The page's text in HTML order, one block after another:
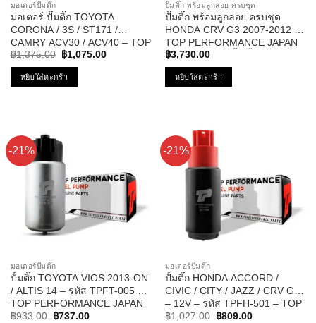
มอเตอร์ปั๊มติ๊ก
มอเตอร์ ปั๊มติ๊ก TOYOTA
CORONA / 3S / ST171 /
CAMRY ACV30 / ACV40 – TOP
PERFORMANCE JAPAN TPFT-
003 – ปั้มติ๊ก แคมรี่
฿1,375.00
Original
was:
฿1,375.00.
฿1,075.00Current
หยิบใส่ตะกร้า
ปั๊มติ๊ก พร้อมลูกลอย ครบชุด
ปั๊มติ๊ก พร้อมลูกลอย ครบชุด
HONDA CRV G3 2007-2012 –
TOP PERFORMANCE JAPAN
– TPFH-952 – ปั้มติ๊ก ฮอนด้า ซี
อาวี
฿3,730.00
หยิบใส่ตะกร้า
-21%
มอเตอร์ปั๊มติ๊ก
ปั้มติ๊ก TOYOTA VIOS 2013-ON
/ ALTIS 14 – รหัส TPFT-005 –
TOP PERFORMANCE JAPAN
฿933.00
Original
฿737.00Current
-21%
มอเตอร์ปั๊มติ๊ก
ปั้มติ๊ก HONDA ACCORD /
CIVIC / CITY / JAZZ / CRV G3
– 12V – รหัส TPFH-501 – TOP
PERFORMANCE
฿1,027.00
Original
฿809.00Current